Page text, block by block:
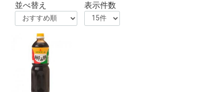
並べ替え
表示件数